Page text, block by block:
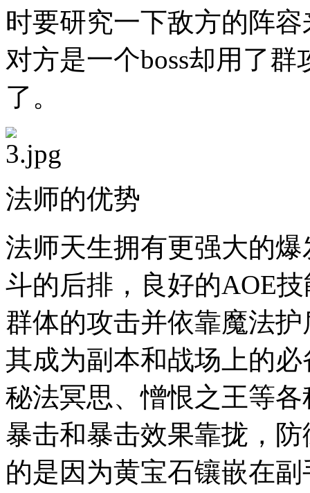
时要研究一下敌方的阵
对方是一个boss却用了
了。
法师的优势
法师天生拥有更强大的
斗的后排，良好的AOE
群体的攻击并依靠魔法
其成为副本和战场上的
秘法冥思、憎恨之王等
暴击和暴击效果靠拢，
的是因为黄宝石镶嵌在